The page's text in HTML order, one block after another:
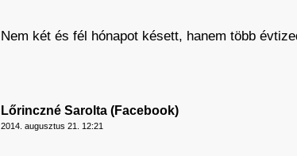
Nem két és fél hónapot késett, hanem több
Lőrinczné Sarolta (Facebook)
2014. augusztus 21. 12:21